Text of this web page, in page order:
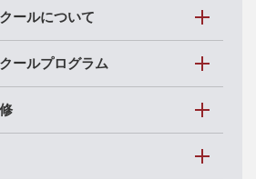
ールについて
ールプログラム